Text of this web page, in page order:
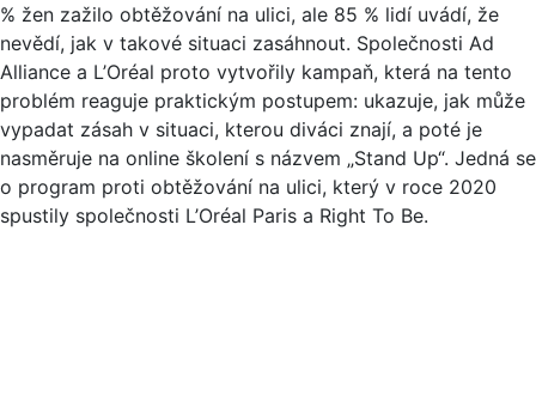
% žen zažilo obtěžování na ulici, ale 85 % lidí uvádí, že
nevědí, jak v takové situaci zasáhnout. Společnosti Ad
Alliance a L’Oréal proto vytvořily kampaň, která na tento
problém reaguje praktickým postupem: ukazuje, jak může
vypadat zásah v situaci, kterou diváci znají, a poté je
nasměruje na online školení s názvem „Stand Up“. Jedná se
o program proti obtěžování na ulici, který v roce 2020
spustily společnosti L’Oréal Paris a Right To Be.